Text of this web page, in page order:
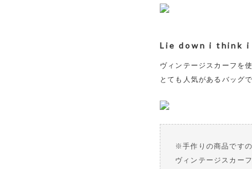
Lie down i think i
ヴィンテージスカーフを
とても人気があるバッグ
※手作りの商品です
ヴィンテージスカー